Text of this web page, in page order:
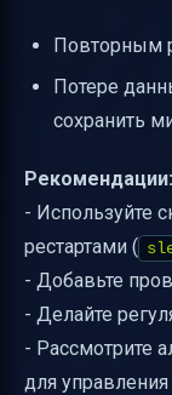
Повторным
Потере
сохранить
Рекомендации:
- Используйте
рестартами (
- Добавьте
- Делайте
- Рассмотрите
для